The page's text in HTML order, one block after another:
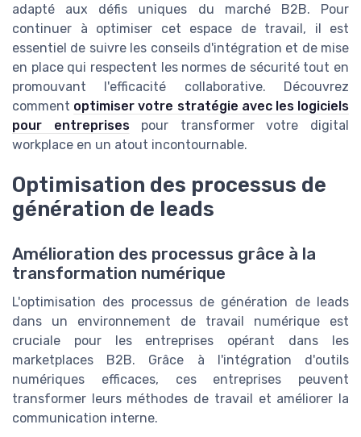
adapté aux défis uniques du marché B2B. Pour
continuer à optimiser cet espace de travail, il est
essentiel de suivre les conseils d'intégration et de mise
en place qui respectent les normes de sécurité tout en
promouvant l'efficacité collaborative. Découvrez
comment optimiser votre stratégie avec les logiciels
pour entreprisespour transformer votre digital
workplace en un atout incontournable.
Optimisation des processus de
génération de leads
Amélioration des processus grâce à la
transformation numérique
L'optimisation des processus de génération de leads
dans un environnement de travail numérique est
cruciale pour les entreprises opérant dans les
marketplaces B2B. Grâce à l'intégration d'outils
numériques efficaces, ces entreprises peuvent
transformer leurs méthodes de travail et améliorer la
communication interne.